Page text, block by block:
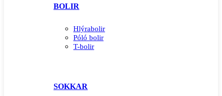
BOLIR
Hlýrabolir
Póló bolir
T-bolir
SOKKAR